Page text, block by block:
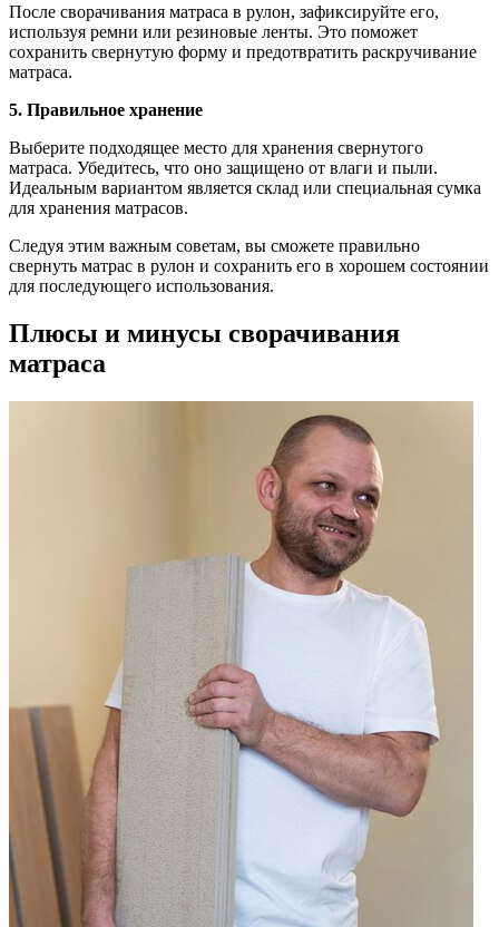
После сворачивания матраса в рулон, зафиксируйте его,
используя ремни или резиновые ленты. Это поможет
сохранить свернутую форму и предотвратить раскручивание
матраса.
5. Правильное хранение
Выберите подходящее место для хранения свернутого
матраса. Убедитесь, что оно защищено от влаги и пыли.
Идеальным вариантом является склад или специальная сумка
для хранения матрасов.
Следуя этим важным советам, вы сможете правильно
свернуть матрас в рулон и сохранить его в хорошем состоянии
для последующего использования.
Плюсы и минусы сворачивания
матраса